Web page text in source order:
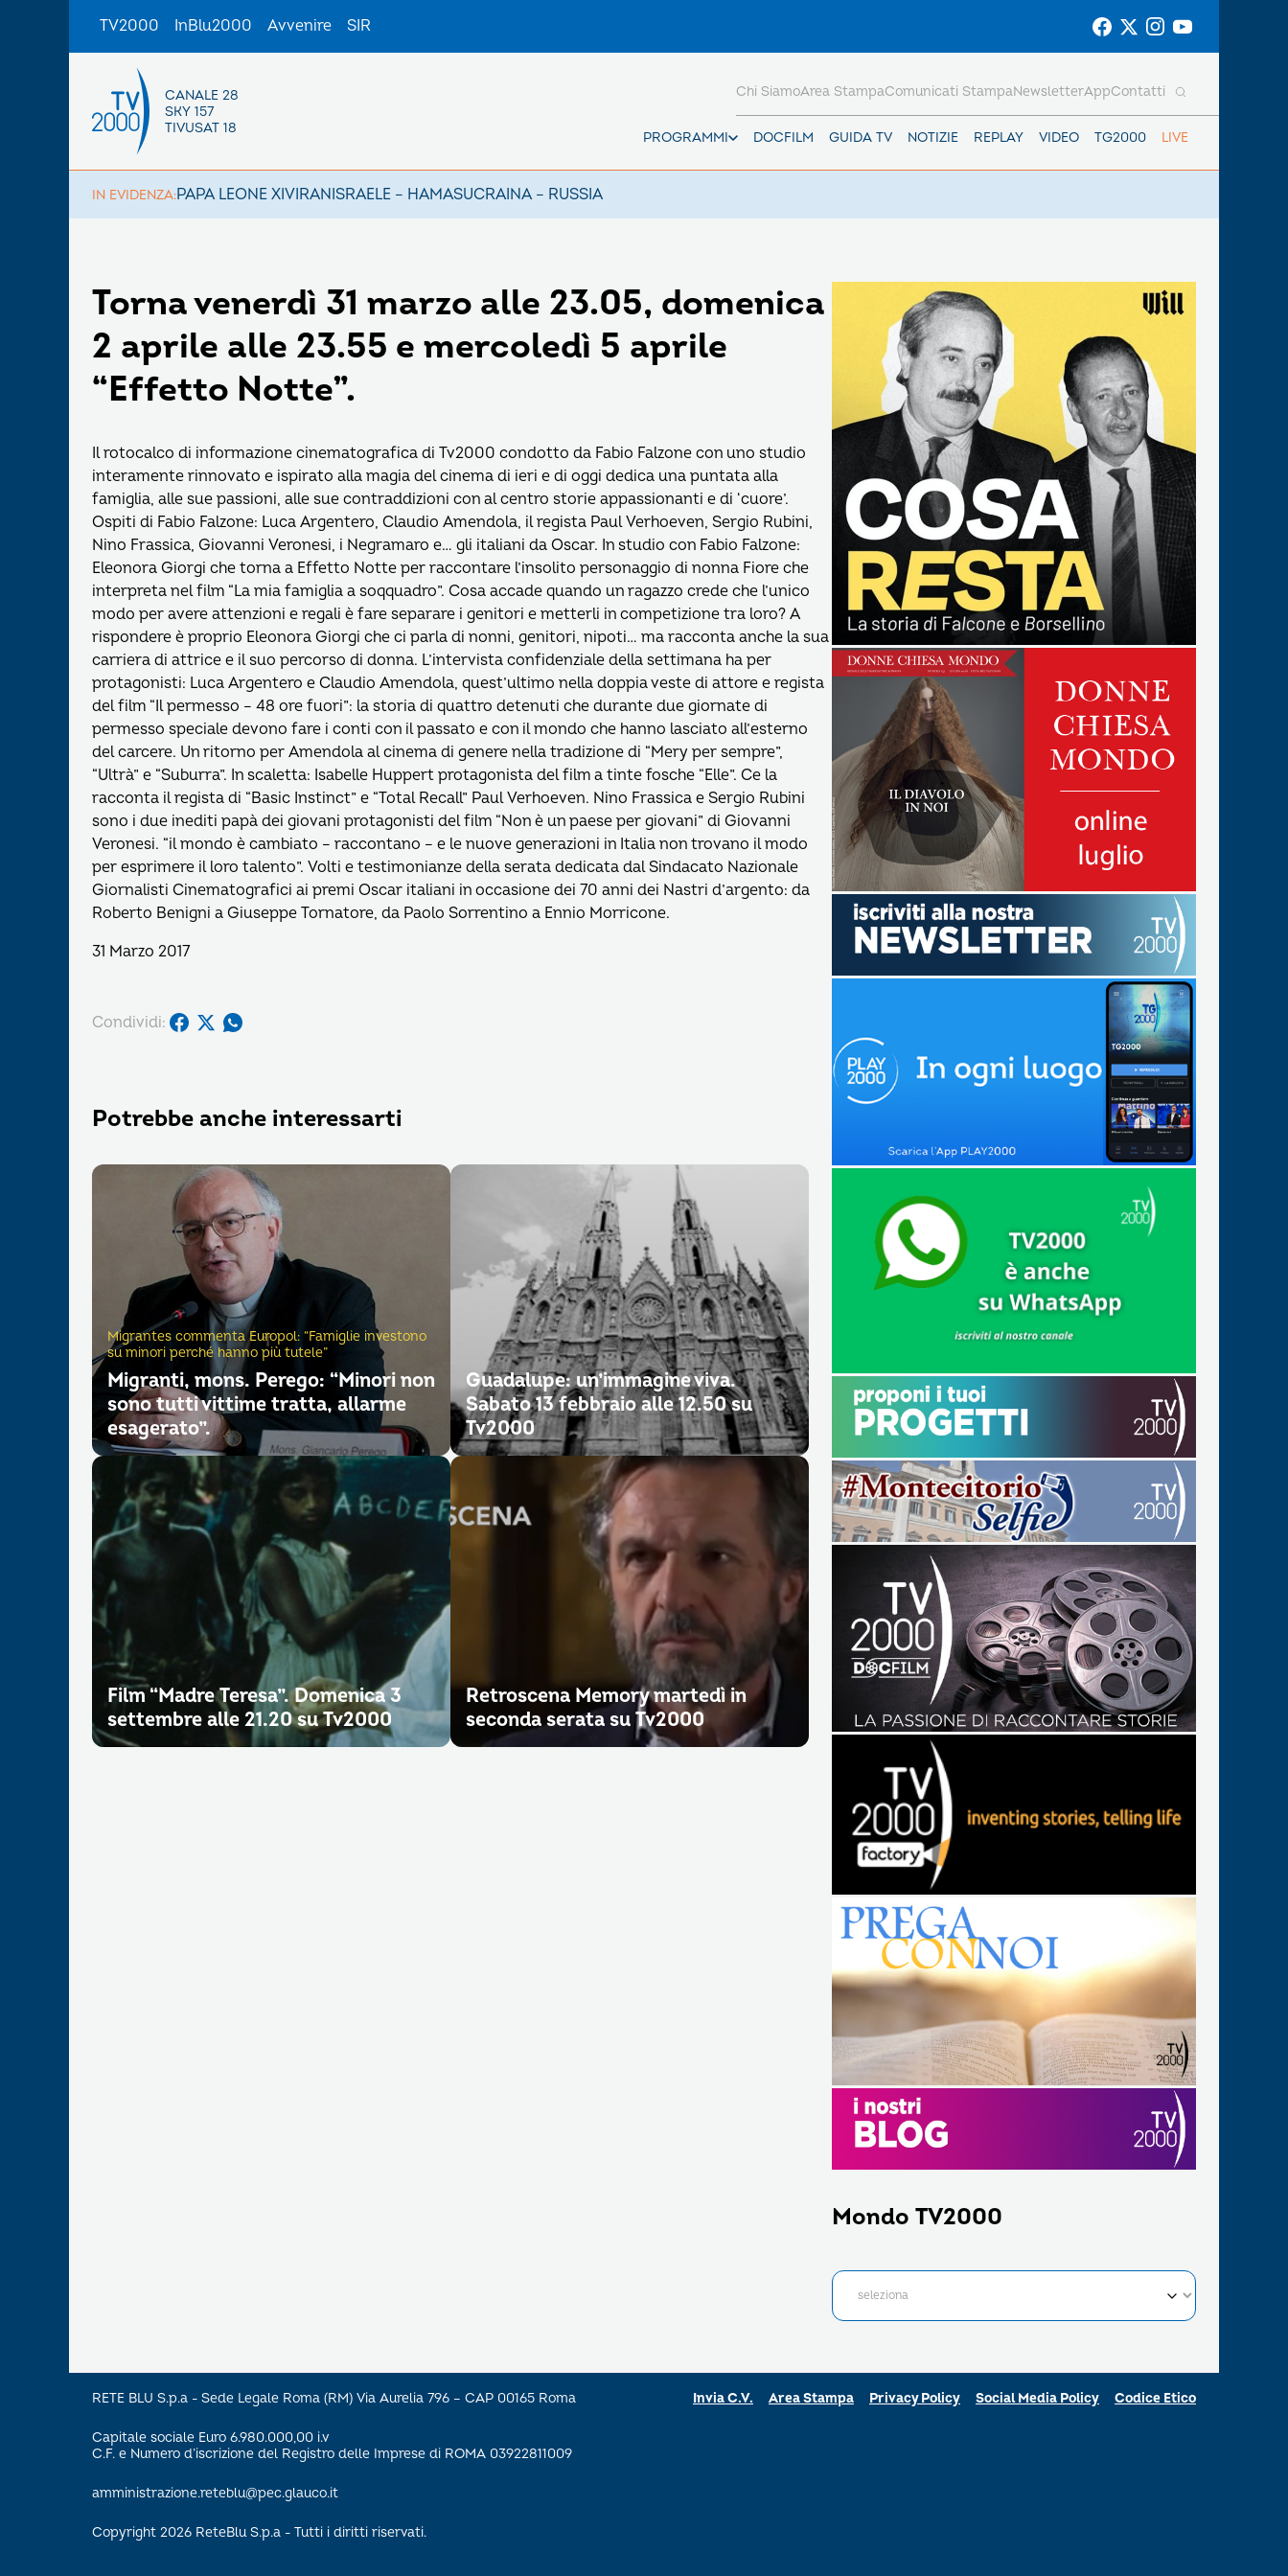
TV2000 InBlu2000 Avvenire SIR
CANALE 28
SKY 157
TIVUSAT 18
PROGRAMMI DOCFILM GUIDA TV NOTIZIE REPLAY VIDEO TG2000 LIVE
Chi SiamoArea StampaComunicati StampaNewsletterAppContatti
IN EVIDENZA:PAPA LEONE XIVIRANISRAELE – HAMASUCRAINA – RUSSIA
Torna venerdì 31 marzo alle 23.05, domenica
2 aprile alle 23.55 e mercoledì 5 aprile
“Effetto Notte”.
Il rotocalco di informazione cinematografica di Tv2000 condotto da Fabio Falzone con uno studio
interamente rinnovato e ispirato alla magia del cinema di ieri e di oggi dedica una puntata alla
famiglia, alle sue passioni, alle sue contraddizioni con al centro storie appassionanti e di ‘cuore’.
Ospiti di Fabio Falzone: Luca Argentero, Claudio Amendola, il regista Paul Verhoeven, Sergio Rubini,
Nino Frassica, Giovanni Veronesi, i Negramaro e… gli italiani da Oscar. In studio con Fabio Falzone:
Eleonora Giorgi che torna a Effetto Notte per raccontare l’insolito personaggio di nonna Fiore che
interpreta nel film “La mia famiglia a soqquadro”. Cosa accade quando un ragazzo crede che l’unico
modo per avere attenzioni e regali è fare separare i genitori e metterli in competizione tra loro? A
rispondere è proprio Eleonora Giorgi che ci parla di nonni, genitori, nipoti… ma racconta anche la sua
carriera di attrice e il suo percorso di donna. L’intervista confidenziale della settimana ha per
protagonisti: Luca Argentero e Claudio Amendola, quest’ultimo nella doppia veste di attore e regista
del film “Il permesso – 48 ore fuori”: la storia di quattro detenuti che durante due giornate di
permesso speciale devono fare i conti con il passato e con il mondo che hanno lasciato all’esterno
del carcere. Un ritorno per Amendola al cinema di genere nella tradizione di “Mery per sempre”,
“Ultrà” e “Suburra”. In scaletta: Isabelle Huppert protagonista del film a tinte fosche “Elle”. Ce la
racconta il regista di “Basic Instinct” e “Total Recall” Paul Verhoeven. Nino Frassica e Sergio Rubini
sono i due inediti papà dei giovani protagonisti del film “Non è un paese per giovani” di Giovanni
Veronesi. “il mondo è cambiato – raccontano – e le nuove generazioni in Italia non trovano il modo
per esprimere il loro talento”. Volti e testimonianze della serata dedicata dal Sindacato Nazionale
Giornalisti Cinematografici ai premi Oscar italiani in occasione dei 70 anni dei Nastri d’argento: da
Roberto Benigni a Giuseppe Tornatore, da Paolo Sorrentino a Ennio Morricone.
31 Marzo 2017
Condividi:
Potrebbe anche interessarti
Migrantes commenta Europol: “Famiglie investono
su minori perché hanno più tutele”
Migranti, mons. Perego: “Minori non
sono tutti vittime tratta, allarme
esagerato”.
Guadalupe: un’immagine viva.
Sabato 13 febbraio alle 12.50 su
Tv2000
Film “Madre Teresa”. Domenica 3
settembre alle 21.20 su Tv2000
Retroscena Memory martedì in
seconda serata su Tv2000
Mondo TV2000
RETE BLU S.p.a - Sede Legale Roma (RM) Via Aurelia 796 – CAP 00165 Roma
Capitale sociale Euro 6.980.000,00 i.v
C.F. e Numero d’iscrizione del Registro delle Imprese di ROMA 03922811009
amministrazione.reteblu@pec.glauco.it
Copyright 2026 ReteBlu S.p.a - Tutti i diritti riservati.
Invia C.V. Area Stampa Privacy Policy Social Media Policy Codice Etico